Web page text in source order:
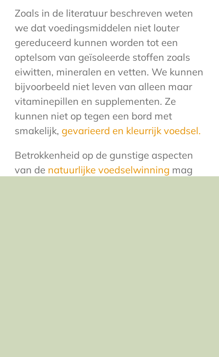
Zoals in de literatuur beschreven weten
we dat voedingsmiddelen niet louter
gereduceerd kunnen worden tot een
optelsom van geïsoleerde stoffen zoals
eiwitten, mineralen en vetten. We kunnen
bijvoorbeeld niet leven van alleen maar
vitaminepillen en supplementen. Ze
kunnen niet op tegen een bord met
smakelijk, gevarieerd en kleurrijk voedsel.
Betrokkenheid op de gunstige aspecten
van de natuurlijke voedselwinning mag